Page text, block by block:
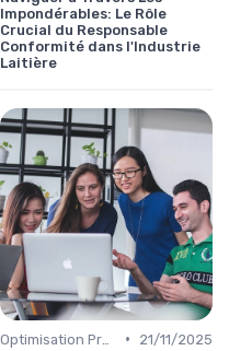
Impondérables: Le Rôle
Crucial du Responsable
Conformité dans l'Industrie
Laitière
•
21/11/2025